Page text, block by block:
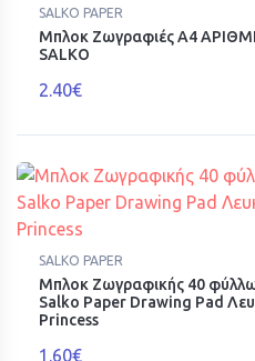
SALKO PAPER
Μπλοκ Ζωγραφιές Α4
SALKO
2.40€
SALKO PAPER
Μπλοκ Ζωγραφικής 40
Salko Paper Drawing Pad
Princess
1.60€